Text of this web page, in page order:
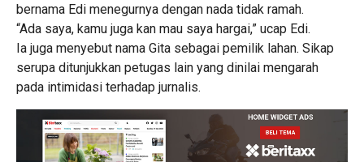
bernama Edi menegurnya dengan nada tidak ramah.
“Ada saya, kamu juga kan mau saya hargai,” ucap Edi.
Ia juga menyebut nama Gita sebagai pemilik lahan. Sikap
serupa ditunjukkan petugas lain yang dinilai mengarah
pada intimidasi terhadap jurnalis.